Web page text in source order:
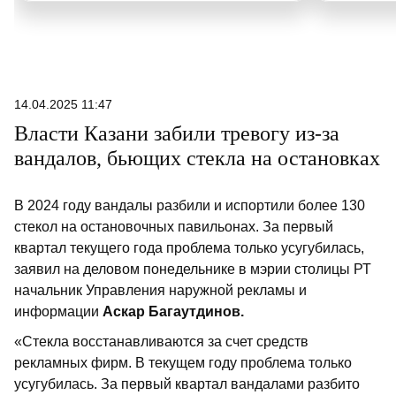
14.04.2025 11:47
Власти Казани забили тревогу из-за
вандалов, бьющих стекла на остановках
В 2024 году вандалы разбили и испортили более 130
стекол на остановочных павильонах. За первый
квартал текущего года проблема только усугубилась,
заявил на деловом понедельнике в мэрии столицы РТ
начальник Управления наружной рекламы и
информации Аскар Багаутдинов.
«Стекла восстанавливаются за счет средств
рекламных фирм. В текущем году проблема только
усугубилась. За первый квартал вандалами разбито